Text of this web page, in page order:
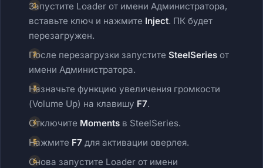
Запустите Loader от имени Администратора,
вставьте ключ и нажмите Inject. ПК будет
перезагружен.
После перезагрузки запустите SteelSeries от
имени Администратора.
Назначьте функцию увеличения громкости
(Volume Up) на клавишу F7.
Отключите Moments в SteelSeries.
Нажмите F7 для активации оверлея.
Снова запустите Loader от имени